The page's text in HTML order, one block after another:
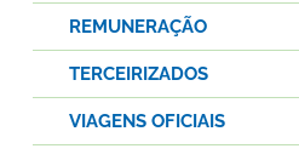
REMUNERAÇÃO
TERCEIRIZADOS
VIAGENS OFICIAIS